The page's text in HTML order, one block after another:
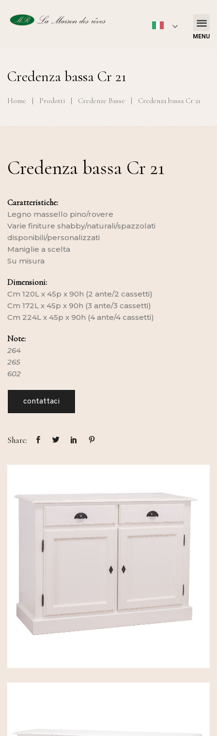
MENU
Credenza bassa Cr 21
Home | Prodotti | Credenze Basse | Credenza bassa Cr 21
Credenza bassa Cr 21
Caratteristiche:
Legno massello pino/rovere
Varie finiture shabby/naturali/spazzolati
disponibili/personalizzati
Maniglie a scelta
Su misura
Dimensioni:
Cm 120L x 45p x 90h (2 ante/2 cassetti)
Cm 172L x 45p x 90h (3 ante/3 cassetti)
Cm 224L x 45p x 90h (4 ante/4 cassetti)
Note:
264
265
602
contattaci
Share: